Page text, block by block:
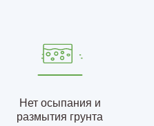
Нет осыпания и
размытия грунта